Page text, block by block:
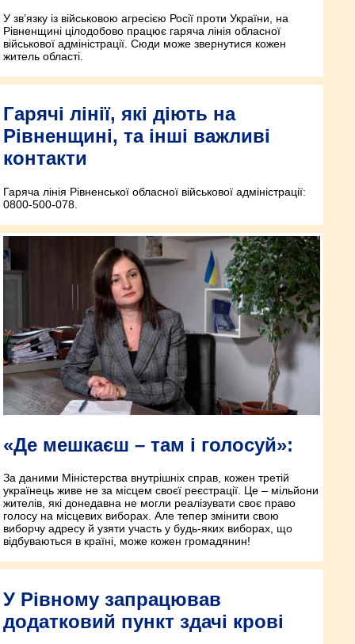
У зв’язку із військовою агресією Росії проти України, на
Рівненщині цілодобово працює гаряча лінія обласної
військової адміністрації. Сюди може звернутися кожен
житель області.
Гарячі лінії, які діють на
Рівненщині, та інші важливі
контакти
Гаряча лінія Рівненської обласної військової адміністрації:
0800-500-078.
«Де мешкаєш – там і голосуй»:
За даними Міністерства внутрішніх справ, кожен третій
українець живе не за місцем своєї реєстрації. Це – мільйони
жителів, які донедавна не могли реалізувати своє право
голосу на місцевих виборах. Але тепер змінити свою
виборчу адресу й узяти участь у будь-яких виборах, що
відбуваються в країні, може кожен громадянин!
У Рівному запрацював
додатковий пункт здачі крові